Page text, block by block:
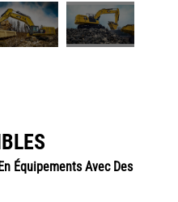
Équipements Avec Des